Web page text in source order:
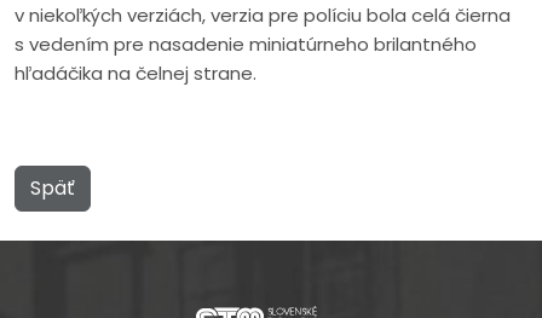
v niekoľkých verziách, verzia pre políciu bola celá čierna
s vedením pre nasadenie miniatúrneho brilantného
hľadáčika na čelnej strane.
Späť